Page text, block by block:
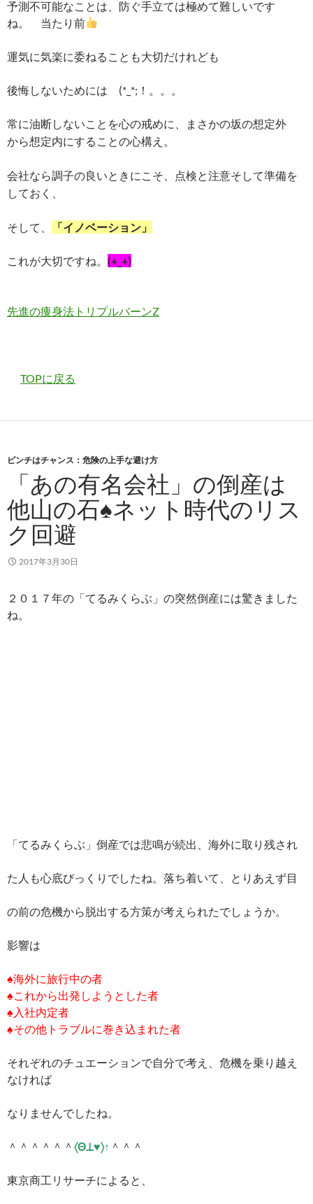
予測不可能なことは、防ぐ手立ては極めて難しいです
ね。 当たり前
運気に気楽に委ねることも大切だけれども
後悔しないためには (*_*;！。。。
常に油断しないことを心の戒めに、
まさかの坂の想定外
から想定内にすることの心構え。
会社なら調子の良いときにこそ、点検と注意そして準備を
しておく、
そして、 「イノベーション」
これが大切ですね。 (+_+)
先進の痩身法トリプルバーンZ
TOPに戻る
ピンチはチャンス：危険の上手な避け方
「あの有名会社」の倒産は
他山の石♠ネット時代のリス
ク回避
2017年3月30日
２０１７年の「てるみくらぶ」の突然倒産には驚きました
ね。
「てるみくらぶ」倒産では悲鳴が続出、海外に取り残され
た人も心底びっくりでしたね。落ち着いて、とりあえず目
の前の危機から脱出する方策が考えられたでしょうか。
影響は
♠海外に旅行中の者
♠これから出発しようとした者
♠入社内定者
♠その他トラブルに巻き込まれた者
それぞれのチュエーションで自分で考え、危機を乗り越え
なければ
なりませんでしたね。
＾＾＾＾＾＾ 〈Θ⊥♥〉↑ ＾＾＾
東京商工リサーチによると、